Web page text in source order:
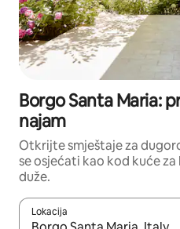
Borgo Santa Maria:
najam
Otkrijte smještaje za
se osjećati kao kod kuće
duže.
Lokacija
Kad su rezultati dostupni,